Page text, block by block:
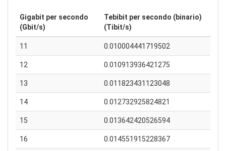
Gigabit per secondo
(Gbit/s)
Tebibit per secondo (binario)
(Tibit/s)
11 0.010004441719502
12 0.010913936421275
13 0.011823431123048
14 0.012732925824821
15 0.013642420526594
16 0.014551915228367